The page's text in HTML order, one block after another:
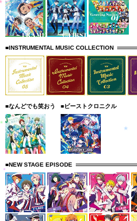
■INSTRUMENTAL MUSIC COLLECTION
■なんどでも笑おう ■ビーストクロニクル
■NEW STAGE EPISODE